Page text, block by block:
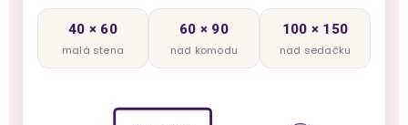
40 × 60
malá stena
60 × 90
nad komodu
100 × 150
nad sedačku